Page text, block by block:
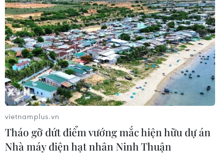
vietnamplus.vn
Tháo gỡ dứt điểm vướng mắc hiện hữu dự án
Nhà máy điện hạt nhân Ninh Thuận